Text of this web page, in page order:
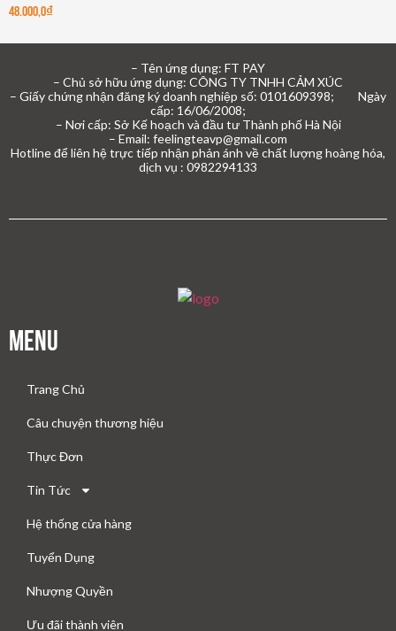
48.000,0₫
– Tên ứng dụng: FT PAY
– Chủ sở hữu ứng dụng: CÔNG TY TNHH CẢM XÚC
– Giấy chứng nhận đăng ký doanh nghiệp số: 0101609398; Ngày
cấp: 16/06/2008;
– Nơi cấp: Sở Kế hoạch và đầu tư Thành phố Hà Nội
– Email: feelingteavp@gmail.com
Hotline để liên hệ trực tiếp nhận phản ánh về chất lượng hoàng hóa,
dịch vụ : 0982294133
Menu
Trang Chủ
Câu chuyện thương hiệu
Thực Đơn
Tin Tức
Hệ thống cửa hàng
Tuyển Dụng
Nhượng Quyền
Ưu đãi thành viên